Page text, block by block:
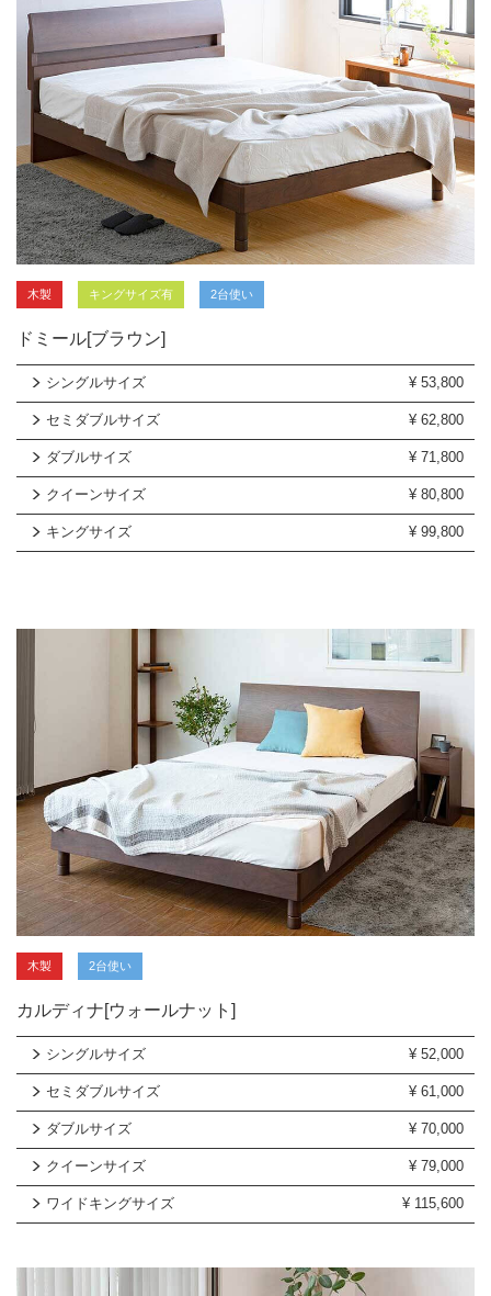
木製 キングサイズ有 2台使い
ドミール[ブラウン]
シングルサイズ ¥ 53,800
セミダブルサイズ ¥ 62,800
ダブルサイズ ¥ 71,800
クイーンサイズ ¥ 80,800
キングサイズ ¥ 99,800
木製 2台使い
カルディナ[ウォールナット]
シングルサイズ ¥ 52,000
セミダブルサイズ ¥ 61,000
ダブルサイズ ¥ 70,000
クイーンサイズ ¥ 79,000
ワイドキングサイズ ¥ 115,600